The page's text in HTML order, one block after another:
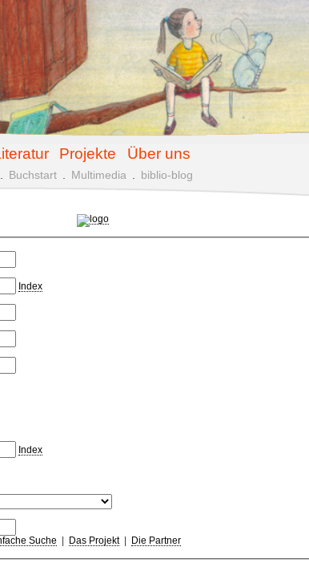
Projekte Über uns
Buchstart Multimedia biblio-blog
Index
Index
Suche Das Projekt| Die Partner